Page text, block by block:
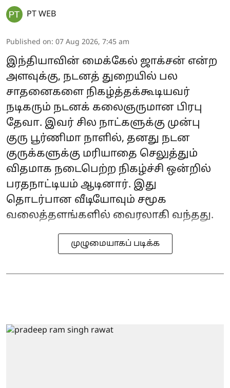
PT WEB
Published on: 07 Aug 2026, 7:45 am
இந்தியாவின் மைக்கேல் ஜாக்சன் என்ற
அளவுக்கு, நடனத் துறையில் பல
சாதனைகளை நிகழ்த்தக்கூடியவர்
நடிகரும் நடனக் கலைஞருமான பிரபு
தேவா. இவர் சில நாட்களுக்கு முன்பு
குரு பூர்ணிமா நாளில், தனது நடன
குருக்களுக்கு மரியாதை செலுத்தும்
விதமாக நடைபெற்ற நிகழ்ச்சி ஒன்றில்
பரதநாட்டியம் ஆடினார். இது
தொடர்பான வீடியோவும் சமூக
வலைத்தளங்களில் வைரலாகி வந்தது.
முழுமையாகப் படிக்க